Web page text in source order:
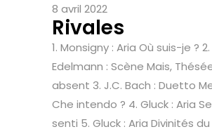
8 avril 2022
Rivales
1. Monsigny : Aria Où suis-je ? 2.
Edelmann : Scène Mais,
absent 3. J.C. Bach : Duetto
Che intendo ? 4. Gluck : Aria
senti 5. Gluck : Aria Divinités du